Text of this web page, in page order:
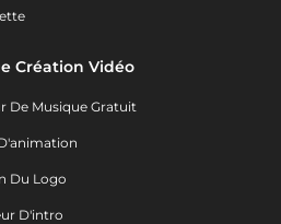
Création Vidéo
De Musique Gratuit
Du Logo
D'intro